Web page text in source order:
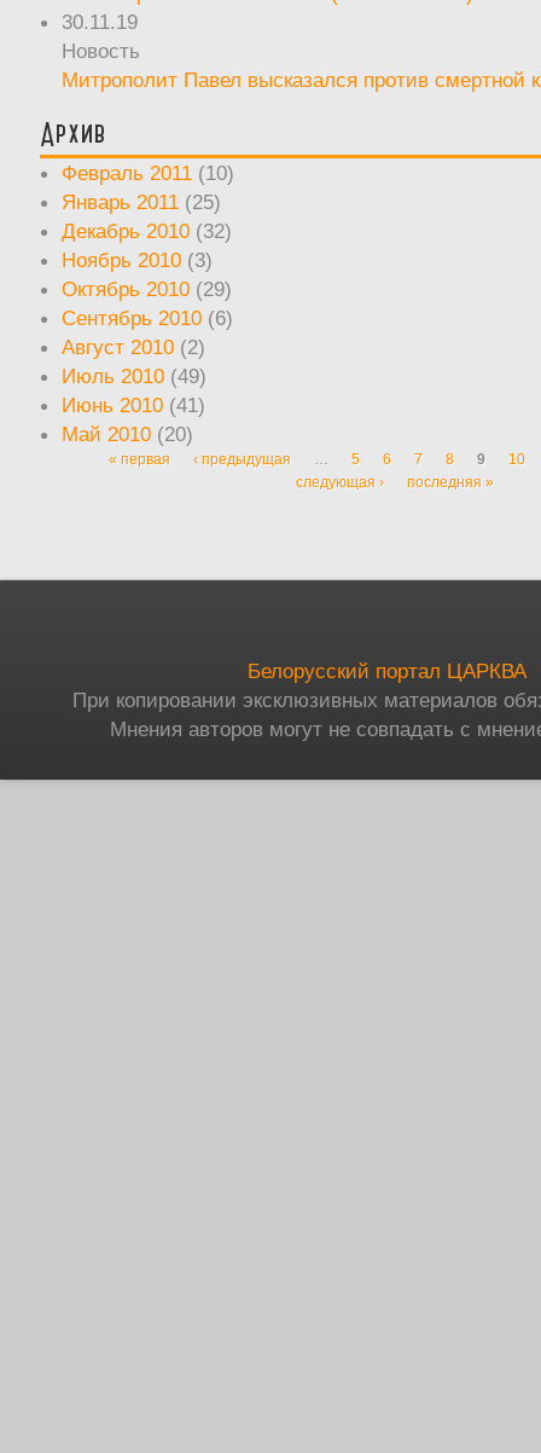
30.11.19
Новость
Митрополит Павел высказался против смертной
Архив
Февраль 2011 (10)
Январь 2011 (25)
Декабрь 2010 (32)
Ноябрь 2010 (3)
Октябрь 2010 (29)
Сентябрь 2010 (6)
Август 2010 (2)
Июль 2010 (49)
Июнь 2010 (41)
Май 2010 (20)
Страницы
« первая ‹ предыдущая … 5 6 7 8 9
10
следующая ›
последняя »
Белорусский портал ЦАРКВА
При копировании эксклюзивных материалов
Мнения авторов могут не совпадать с